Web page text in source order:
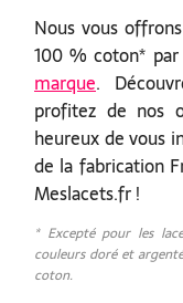
Nous vous
100 % coton* par
marque.
profitez de nos
heureux de vous
de la fabrication
Meslacets.fr !
* Excepté pour les
couleurs doré et
coton.